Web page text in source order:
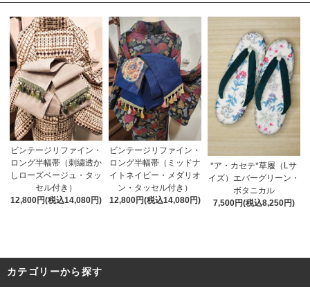
ビンテージリファイン・
ロング半幅帯（刺繍透か
しローズベージュ・タッ
セル付き）
12,800円(税込14,080円)
ビンテージリファイン・
ロング半幅帯（ミッドナ
イトネイビー・メダリオ
ン・タッセル付き）
12,800円(税込14,080円)
*ア・カセテ*草履（Lサ
イズ）エバーグリーン・
ボタニカル
7,500円(税込8,250円)
カテゴリーから探す